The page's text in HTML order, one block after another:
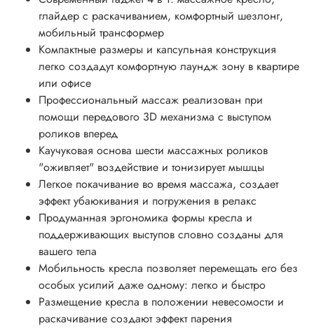
глайдер с раскачиванием, комфортный шезлонг,
мобильный трансформер
Компактные размеры и капсульная конструкция
легко создадут комфортную лаундж зону в квартире
или офисе
Профессиональный массаж реализован при
помощи передового 3D механизма с выступом
роликов вперед
Каучуковая основа шести массажных роликов
"оживляет" воздействие и тонизирует мышцы
Легкое покачивание во время массажа, создает
эффект убаюкивания и погружения в релакс
Продуманная эргономика формы кресла и
поддерживающих выступов словно созданы для
вашего тела
Мобильность кресла позволяет перемещать его без
особых усилий даже одному: легко и быстро
Размещение кресла в положении невесомости и
раскачивание создают эффект парения